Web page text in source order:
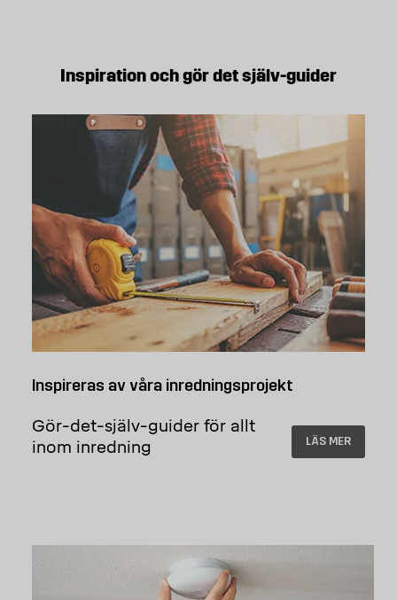
Inspiration och gör det själv-guider
Inspireras av våra inredningsprojekt
Gör-det-själv-guider för allt
inom inredning
LÄS MER